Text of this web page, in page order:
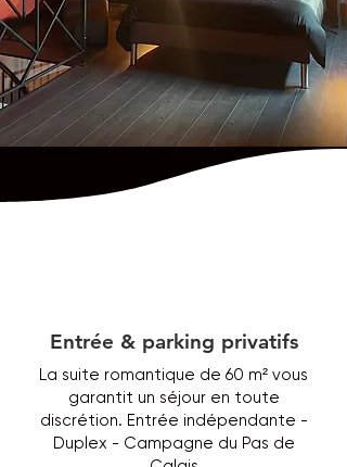
Entrée & parking privatifs
La suite romantique de 60 m² vous
garantit un séjour en toute
discrétion. Entrée indépendante -
Duplex - Campagne du Pas de